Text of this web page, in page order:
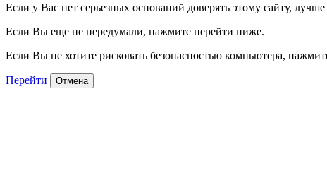
Если у Вас нет серьезных оснований доверять этому сайту,
Если Вы еще не передумали, нажмите перейти ниже.
Если Вы не хотите рисковать безопасностью компьютера,
Перейти Отмена